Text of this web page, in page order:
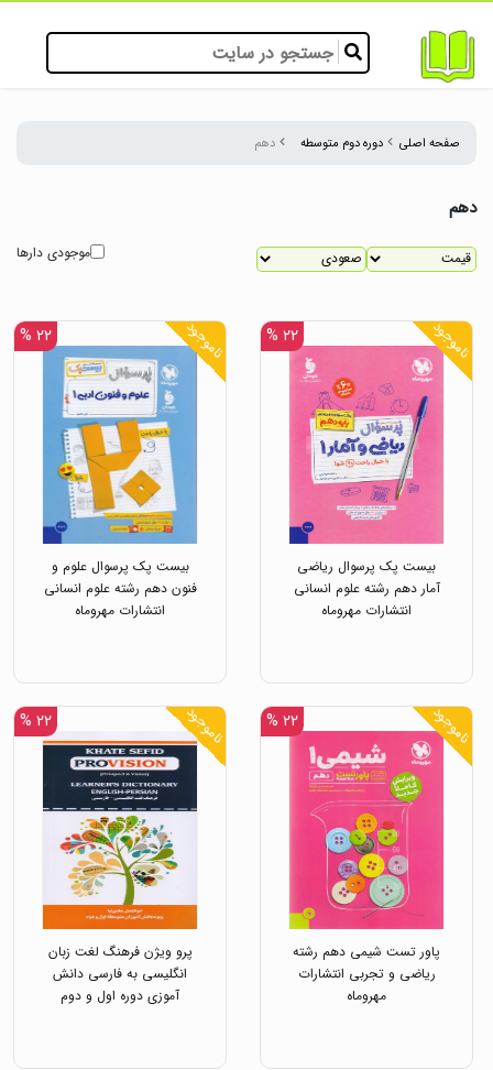
صفحه اصلی دوره دوم متوسطه دهم
دهم
موجودی دارها
ناموجود ۲۲ %
بیست پک پرسوال ریاضی
آمار دهم رشته علوم انسانی
انتشارات مهروماه
ناموجود ۲۲ %
بیست پک پرسوال علوم و
فنون دهم رشته علوم انسانی
انتشارات مهروماه
ناموجود ۲۲ %
پاور تست شیمی دهم رشته
ریاضی و تجربی انتشارات
مهروماه
ناموجود ۲۲ %
پرو ویژن فرهنگ لغت زبان
انگلیسی به فارسی دانش
آموزی دوره اول و دوم